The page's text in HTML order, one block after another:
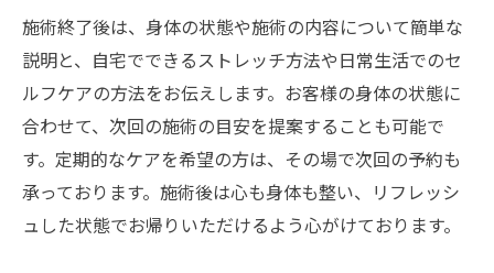
施術終了後は、身体の状態や施術の内容について簡単な
説明と、自宅でできるストレッチ方法や日常生活でのセ
ルフケアの方法をお伝えします。お客様の身体の状態に
合わせて、次回の施術の目安を提案することも可能で
す。定期的なケアを希望の方は、その場で次回の予約も
承っております。施術後は心も身体も整い、リフレッシ
ュした状態でお帰りいただけるよう心がけております。